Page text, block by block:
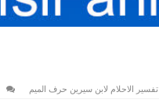
تفسير الاحلام لابن سيرين حرف الميم